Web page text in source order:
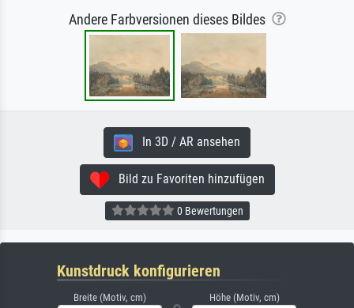
Andere Farbversionen dieses Bildes
In 3D / AR ansehen
Bild zu Favoriten hinzufügen
0 Bewertungen
Kunstdruck konfigurieren
Breite (Motiv, cm) Höhe (Motiv, cm)